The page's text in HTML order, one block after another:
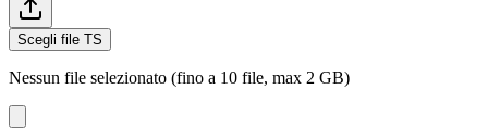
Scegli file TS
Nessun file selezionato (fino a 10 file, max 2 GB)